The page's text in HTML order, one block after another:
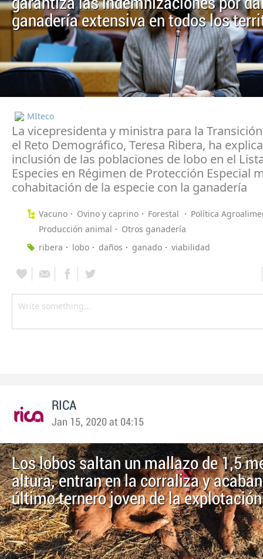
garantiza las indemnizaciones por
ganadería extensiva en todos los
MIteco
La vicepresidenta y ministra para la
el Reto Demográfico, Teresa Ribera, ha
inclusión de las poblaciones de lobo en el
Especies en Régimen de Protección Especial
cohabitación de la especie con la ganadería
Vacuno Ovino y caprino Forestal
Política
Producción animal
Otros ganadería
ribera
lobo daños ganado viabilidad
RICA
Jan 15, 2020 at 04:15
Los lobos saltan un mallazo de 1,5
altura, entran en la corraliza y
último ternero joven de la explotación